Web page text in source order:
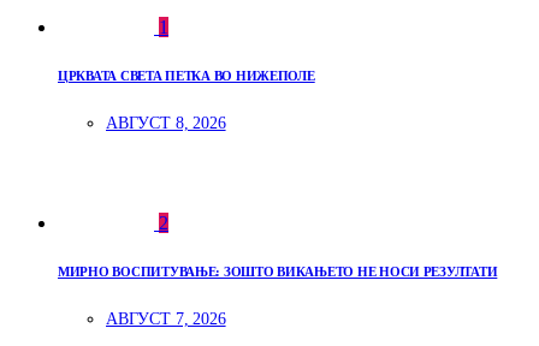
1
ЦРКВАТА СВЕТА ПЕТКА ВО НИЖЕПОЛЕ
АВГУСТ 8, 2026
2
МИРНО ВОСПИТУВАЊЕ: ЗОШТО ВИКАЊЕТО НЕ НОСИ РЕЗУЛТАТИ
АВГУСТ 7, 2026